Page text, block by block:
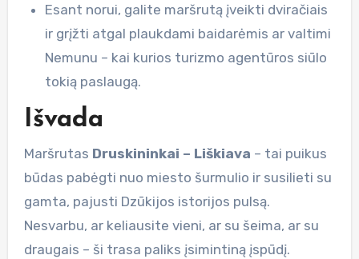
Esant norui, galite maršrutą įveikti dviračiais
ir grįžti atgal plaukdami baidarėmis ar valtimi
Nemunu – kai kurios turizmo agentūros siūlo
tokią paslaugą.
Išvada
Maršrutas Druskininkai – Liškiava – tai puikus
būdas pabėgti nuo miesto šurmulio ir susilieti su
gamta, pajusti Dzūkijos istorijos pulsą.
Nesvarbu, ar keliausite vieni, ar su šeima, ar su
draugais – ši trasa paliks įsimintiną įspūdį.